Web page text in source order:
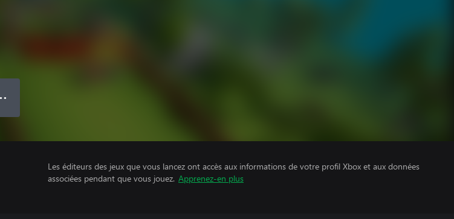
●
Les éditeurs des jeux que vous lancez ont accès aux informations de votre profil Xbox et aux données
associées pendant que vous jouez. Apprenez-en plus